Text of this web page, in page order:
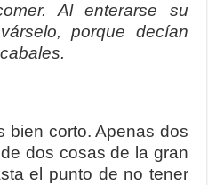
Al enterarse su
porque decían
bien corto. Apenas dos
dos cosas de la gran
el punto de no tener